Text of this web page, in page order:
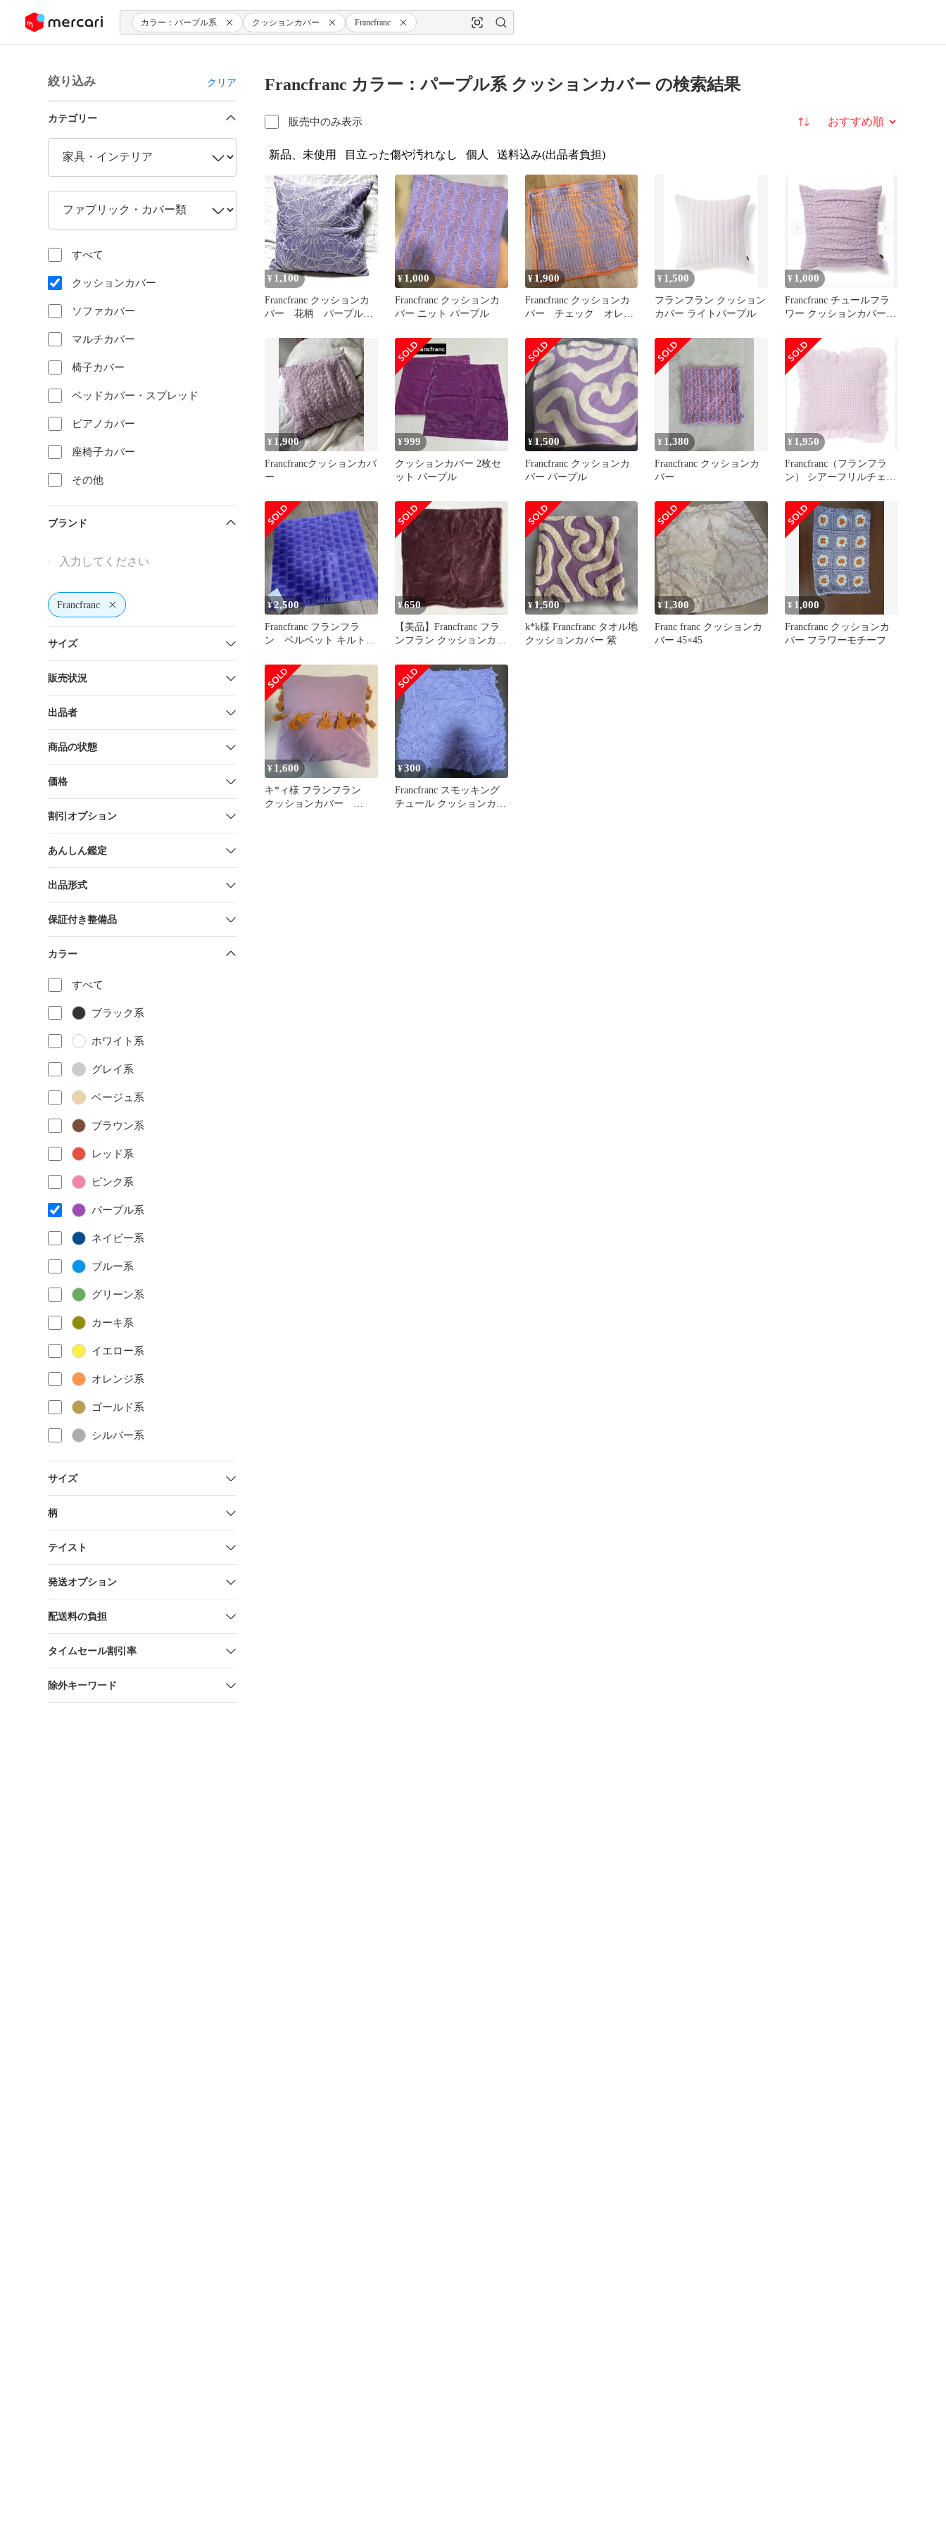
ツにスキップ カラー：パープル系 クッションカバー Francfranc
絞り込み クリア
カテゴリー
すべて
クッションカバー
ソファカバー
マルチカバー
椅子カバー
ベッドカバー・スプレッド
ピアノカバー
座椅子カバー
その他
ブランド
Francfranc
サイズ
販売状況
出品者
商品の状態
価格
割引オプション
あんしん鑑定
出品形式
保証付き整備品
カラー
すべて
ブラック系
ホワイト系
グレイ系
ベージュ系
ブラウン系
レッド系
ピンク系
パープル系
ネイビー系
ブルー系
グリーン系
カーキ系
イエロー系
オレンジ系
ゴールド系
シルバー系
サイズ
柄
テイスト
発送オプション
配送料の負担
タイムセール割引率
除外キーワード
Francfranc カラー：パープル系 クッションカバー の検索結果
販売中のみ表示 並び替え
新品、未使用 目立った傷や汚れなし 個人 送料込み(出品者負担)
¥ 1,100
Francfranc クッションカ
バー 花柄 パープル
¥ 1,000
Francfranc クッションカ
バー ニット パープル
¥ 1,900
Francfranc クッションカ
バー チェック オレン
¥ 1,500
フランフラン クッション
カバー ライトパープル
¥ 1,000
Francfranc チュールフラ
ワー クッションカバー
¥ 1,900
Francfrancクッションカバ
ー
¥999
クッションカバー 2枚セ
ット パープル
¥ 1,500
Francfranc クッションカ
バー パープル
¥ 1,380
Francfranc クッションカ
バー
¥ 1,950
Francfranc（フランフラ
ン） シアーフリルチェッ
¥2,500
Francfranc フランフラ
ン ベルベット キルト
¥650
【美品】Francfranc フラ
ンフラン クッションカバ
¥1,500
k*k様 Francfranc タオル地
クッションカバー 紫
¥ 1,300
Franc franc クッションカ
バー 45×45
¥ 1,000
Francfranc クッションカ
バー フラワーモチーフ
¥ 1,600
キ*ィ様 フランフラン
クッションカバー
¥300
Francfranc スモッキング
チュール クッションカバ